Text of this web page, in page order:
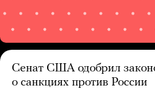
Сенат США одобрил
о санкциях против России